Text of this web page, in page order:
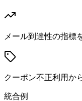
メール到達性の指標
クーポン不正利用か
統合例